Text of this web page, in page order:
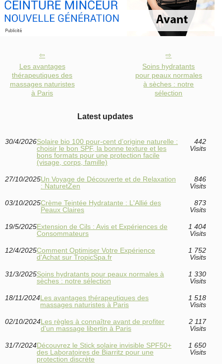
Les avantages
thérapeutiques des
massages naturistes
à Paris
Soins hydratants
pour peaux normales
à sèches : notre
sélection
Latest updates
30/4/2026Solaire bio 100 pour-cent d’origine naturelle :
choisir le bon SPF, la bonne texture et les
bons formats pour une protection facile
(visage, corps, famille)
442
Visits
27/10/2025Un Voyage de Découverte et de Relaxation
: NaturetZen
846
Visits
03/10/2025Crème Teintée Hydratante : L'Allié des
Peaux Claires
873
Visits
19/5/2025Extension de Cils : Avis et Expériences de
Consommateurs
1 404
Visits
12/4/2025Comment Optimiser Votre Expérience
d'Achat sur TropicSpa.fr
1 752
Visits
31/3/2025Soins hydratants pour peaux normales à
sèches : notre sélection
1 330
Visits
18/11/2024Les avantages thérapeutiques des
massages naturistes à Paris
1 518
Visits
02/10/2024Les règles à connaître avant de profiter
d'un massage libertin à Paris
2 117
Visits
31/7/2024Découvrez le Stick solaire invisible SPF50+
des Laboratoires de Biarritz pour une
protection discrète
1 650
Visits